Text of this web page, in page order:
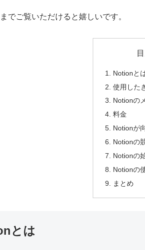
でご覧いただけると嬉しいです。
Notionと
使用した
Notionの
料金
Notionが
Notionの
Notionの
Notionの
まとめ
とは